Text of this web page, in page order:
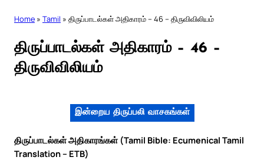
Home » Tamil » திருப்பாடல்கள் அதிகாரம் – 46 – திருவிவிலியம்
திருப்பாடல்கள் அதிகாரம் – 46 –
திருவிவிலியம்
இன்றைய திருப்பலி வாசகங்கள்
திருப்பாடல்கள் அதிகாரங்கள் (Tamil Bible: Ecumenical Tamil
Translation – ETB)